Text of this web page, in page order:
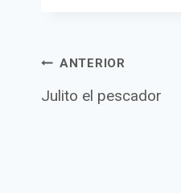
ANTERIOR
Julito el pescador